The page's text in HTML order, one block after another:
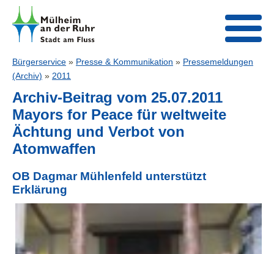
Bürgerservice » Presse & Kommunikation » Pressemeldungen
(Archiv) » 2011
Archiv-Beitrag vom 25.07.2011
Mayors for Peace für weltweite
Ächtung und Verbot von
Atomwaffen
OB Dagmar Mühlenfeld unterstützt
Erklärung